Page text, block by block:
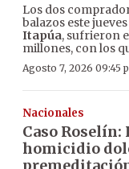
Los dos
balazos este
Itapúa, sufrieron
millones, con los
Agosto 7, 2026 09:45
Nacionales
Caso
homicidio